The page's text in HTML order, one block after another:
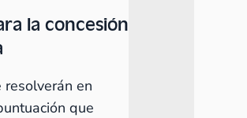
la concesión
resolverán en
que